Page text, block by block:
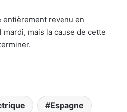
entièrement revenu en
mardi, mais la cause de cette
Espagne